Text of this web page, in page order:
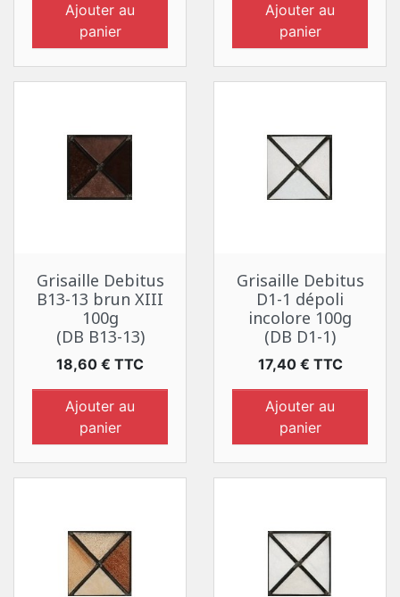
Ajouter au
panier
Ajouter au
panier
Grisaille Debitus
B13-13 brun XIII
100g
(DB B13-13)
Prix
18,60 € TTC
Ajouter au
panier
Grisaille Debitus
D1-1 dépoli
incolore 100g
(DB D1-1)
Prix
17,40 € TTC
Ajouter au
panier